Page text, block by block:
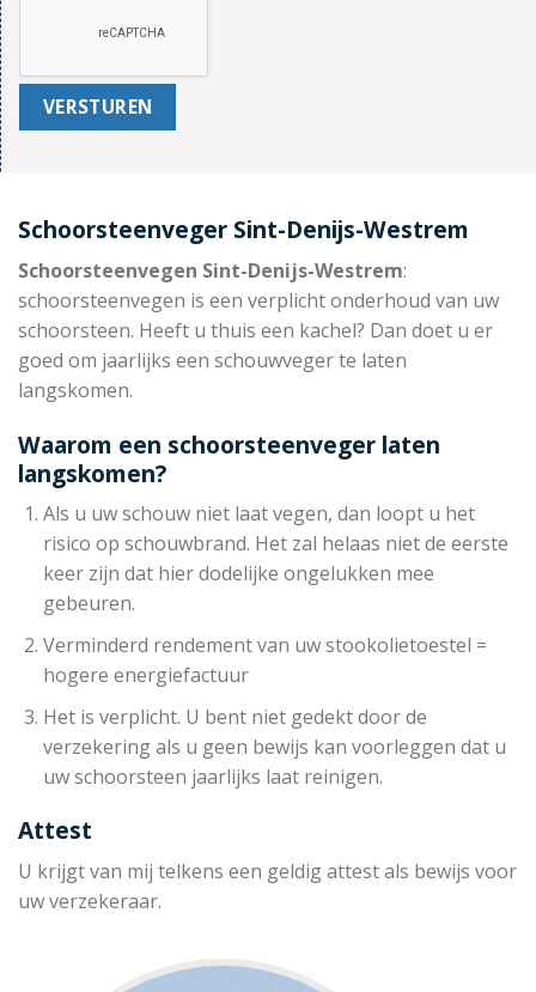
Schoorsteenveger Sint-Denijs-Westrem
Schoorsteenvegen Sint-Denijs-Westrem:
schoorsteenvegen is een verplicht onderhoud van uw
schoorsteen. Heeft u thuis een kachel? Dan doet u er
goed om jaarlijks een schouwveger te laten
langskomen.
Waarom een schoorsteenveger laten
langskomen?
Als u uw schouw niet laat vegen, dan loopt u het
risico op schouwbrand. Het zal helaas niet de eerste
keer zijn dat hier dodelijke ongelukken mee
gebeuren.
Verminderd rendement van uw stookolietoestel =
hogere energiefactuur
Het is verplicht. U bent niet gedekt door de
verzekering als u geen bewijs kan voorleggen dat u
uw schoorsteen jaarlijks laat reinigen.
Attest
U krijgt van mij telkens een geldig attest als bewijs voor
uw verzekeraar.